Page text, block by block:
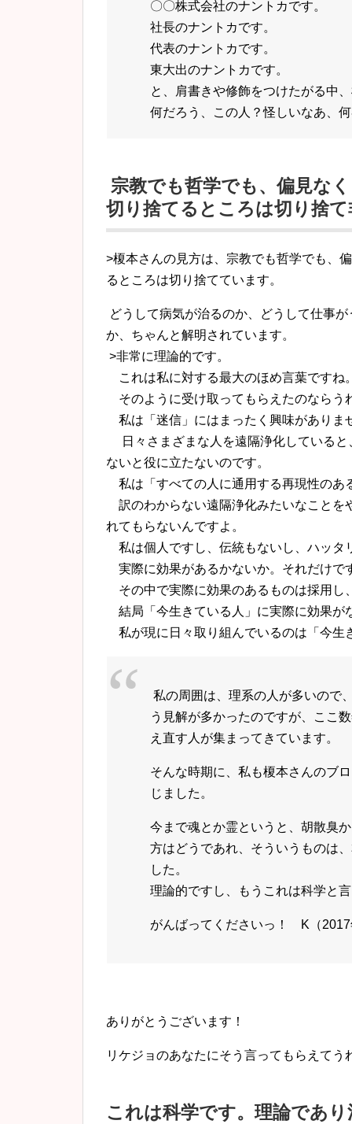
〇〇株式会社のナントカです。
社長のナントカです。
代表のナントカです。
東大出のナントカです。
と、肩書きや修飾をつけたがる中
何だろう、この人？怪しいなあ、
宗教でも哲学でも、偏見な
切り捨てるところは切り捨
>榎本さんの見方は、宗教でも哲学でも、
るところは切り捨てています。
どうして病気が治るのか、どうして仕事
か、ちゃんと解明されています。
>非常に理論的です。
これは私に対する最大のほめ言葉ですね
そのように受け取ってもらえたのならう
私は「迷信」にはまったく興味がありま
日々さまざまな人を遠隔浄化していると
ないと役に立たないのです。
私は「すべての人に通用する再現性のあ
訳のわからない遠隔浄化みたいなことを
れてもらないんですよ。
私は個人ですし、伝統もないし、ハッタ
実際に効果があるかないか。それだけで
その中で実際に効果のあるものは採用し
結局「今生きている人」に実際に効果が
私が現に日々取り組んでいるのは「今生
私の周囲は、理系の人が多いので
う見解が多かったのですが、ここ
え直す人が集まってきています。
そんな時期に、私も榎本さんのブ
じました。
今まで魂とか霊というと、胡散臭
方はどうであれ、そういうものは
した。
理論的ですし、もうこれは科学と
がんばってくださいっ！ K（2017
ありがとうございます！
リケジョのあなたにそう言ってもらえてう
これは科学です。理論であ